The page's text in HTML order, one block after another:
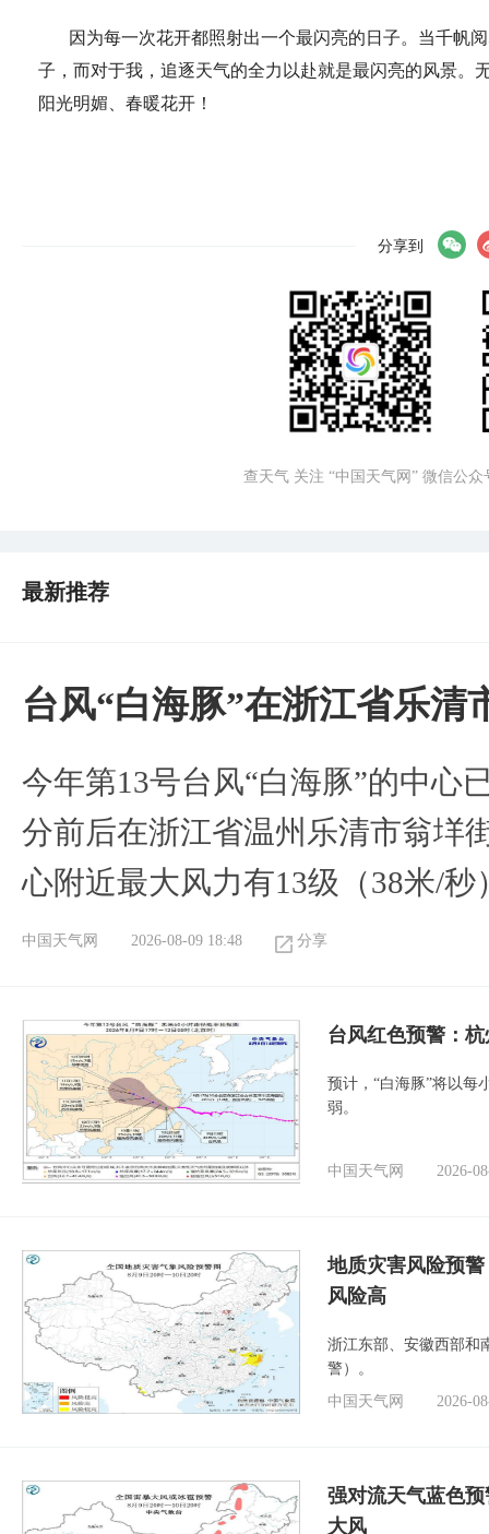
因为每一次花开都照射出一个最闪亮的日子。当千帆
子，而对于我，追逐天气的全力以赴就是最闪亮的风景。
阳光明媚、春暖花开！
分享到
查天气 关注 “中国天气网” 微信公众
最新推荐
台风“白海豚”在浙江省乐清
今年第13号台风“白海豚”的中心
分前后在浙江省温州乐清市翁垟
心附近最大风力有13级（38米/秒
中国天气网 2026-08-09 18:48 分享
台风红色预警：
预计，“白海豚”将以每
弱。
中国天气网 2026-
地质灾害风险预
风险高
浙江东部、安徽西部和
警）。
中国天气网
2026-
强对流天气蓝色
大风